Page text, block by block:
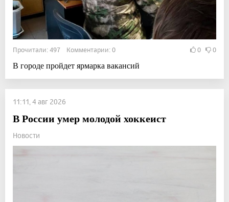
Прочитали: 497 Комментарии: 0 0 0
В городе пройдет ярмарка вакансий
11:11, 4 авг 2026
В России умер молодой хоккеист
Новости